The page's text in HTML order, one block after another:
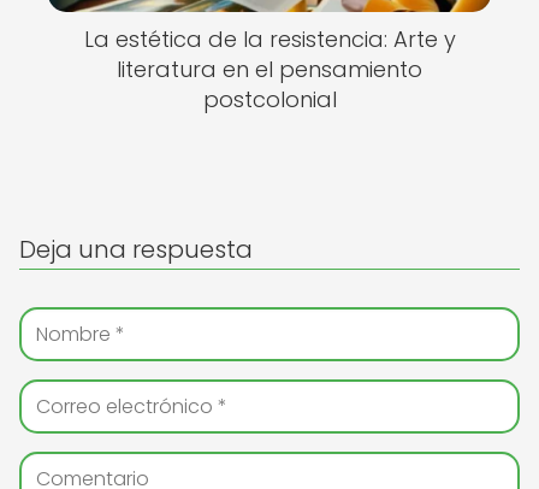
La estética de la resistencia: Arte y
literatura en el pensamiento
postcolonial
Deja una respuesta